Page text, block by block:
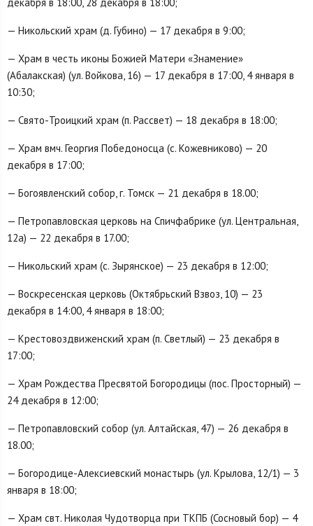
— Никольский храм (д. Губино) — 17 декабря в 9:00;
— Храм в честь иконы Божией Матери «Знамение»
(Абалакская) (ул. Войкова, 16) — 17 декабря в 17:00, 4 января в
10:30;
— Свято-Троицкий храм (п. Рассвет) — 18 декабря в 18:00;
— Храм вмч. Георгия Победоносца (с. Кожевниково) — 20
декабря в 17:00;
— Богоявленский собор, г. Томск — 21 декабря в 18.00;
— Петропавловская церковь на Спичфабрике (ул. Центральная,
12а) — 22 декабря в 17.00;
— Никольский храм (с. Зырянское) — 23 декабря в 12:00;
— Воскресенская церковь (Октябрьский Взвоз, 10) — 23
декабря в 14:00, 4 января в 18:00;
— Крестовоздвиженский храм (п. Светлый) — 23 декабря в
17:00;
— Храм Рождества Пресвятой Богородицы (пос. Просторный) —
24 декабря в 12:00;
— Петропавловский собор (ул. Алтайская, 47) — 26 декабря в
18.00;
— Богородице-Алексиевский монастырь (ул. Крылова, 12/1) — 3
января в 18:00;
— Храм свт. Николая Чудотворца при ТКПБ (Сосновый бор) — 4